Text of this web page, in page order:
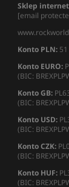
Sklep
[email
Konto PLN:
Konto EURO:
(BIC:
Konto GB:
(BIC:
Konto USD:
(BIC:
Konto CZK:
(BIC:
Konto HUF:
(BIC: